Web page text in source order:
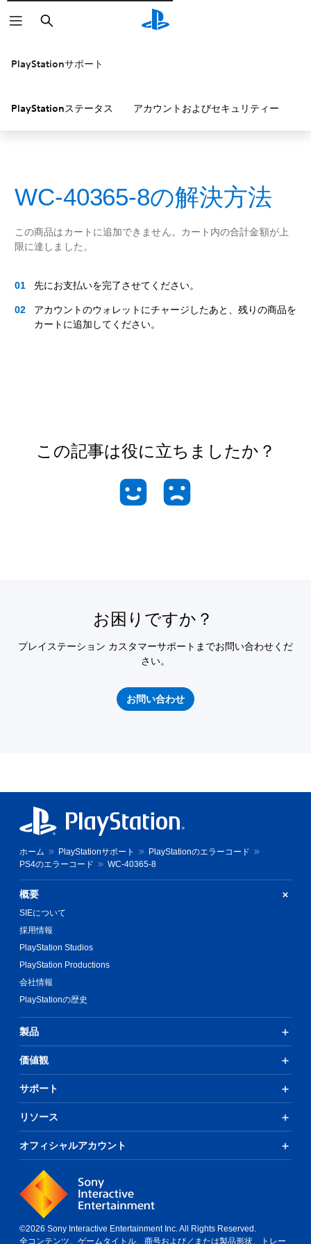
検
索
PlayStationサポート
PlayStationステータス アカウントおよびセキュリティー
WC-40365-8の解決方法
この商品はカートに追加できません。カート内の合計金額が上
限に達しました。
先にお支払いを完了させてください。
アカウントのウォレットにチャージしたあと、残りの商品を
カートに追加してください。
この記事は役に立ちましたか？
お困りですか？
プレイステーション カスタマーサポートまでお問い合わせくだ
さい。
お問い合わせ
ホーム PlayStationサポート
PlayStationのエラーコード
PS4のエラーコード
WC-40365-8
概要
SIEについて
採用情報
PlayStation Studios
PlayStation Productions
会社情報
PlayStationの歴史
製品
価値観
サポート
リソース
オフィシャルアカウント
©2026 Sony Interactive Entertainment Inc. All Rights Reserved.
全コンテンツ、ゲームタイトル、商号および／または製品形状、トレー